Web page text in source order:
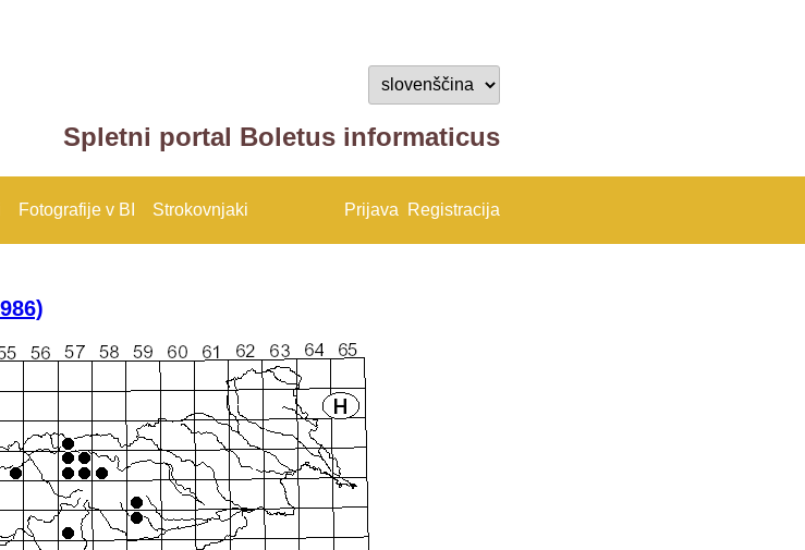
Spletni portal Boletus informaticus
Fotografije v BI Strokovnjaki Prijava Registracija